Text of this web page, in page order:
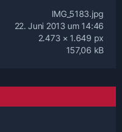
IMG_5183.jpg
22. Juni 2013 um 14:46
2.473 × 1.649 px
157,06 kB